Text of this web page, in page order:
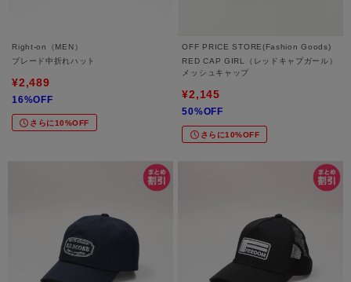
Right-on（MEN）
ブレード中折れハット
¥2,489
16%OFF
さらに10%OFF
OFF PRICE STORE(Fashion Goods)
RED CAP GIRL（レッドキャプガール）
メッシュキャップ
¥2,145
50%OFF
さらに10%OFF